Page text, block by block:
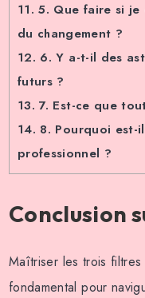
11. 5. Que faire si je
du changement ?
12. 6. Y a-t-il des
futurs ?
13. 7. Est-ce que
14. 8. Pourquoi est-
professionnel ?
Conclusion
Maîtriser les trois
fondamental pour